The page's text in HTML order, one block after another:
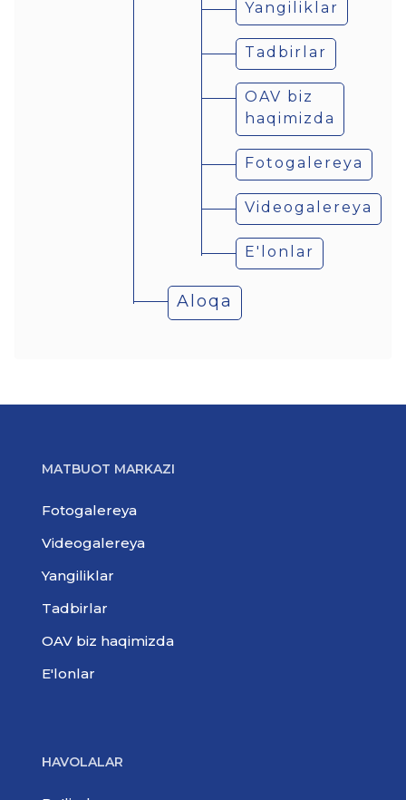
Yangiliklar
Tadbirlar
OAV biz
haqimizda
Fotogalereya
Videogalereya
E'lonlar
Aloqa
MATBUOT MARKAZI
Fotogalereya
Videogalereya
Yangiliklar
Tadbirlar
OAV biz haqimizda
E'lonlar
HAVOLALAR